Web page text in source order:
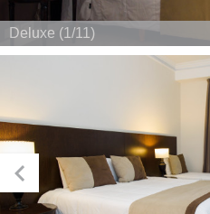
Deluxe (1/11)